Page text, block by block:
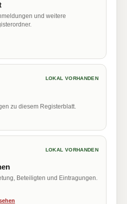
und weitere
LOKAL VORHANDEN
zu diesem Registerblatt.
LOKAL VORHANDEN
Beteiligten und Eintragungen.